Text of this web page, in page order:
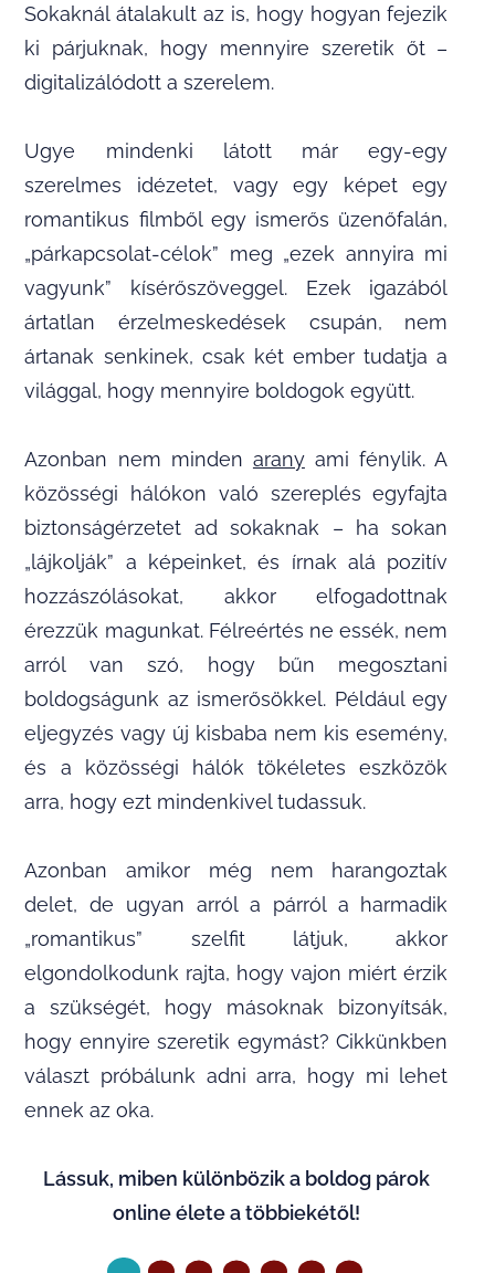
Sokaknál átalakult az is, hogy hogyan fejezik
ki párjuknak, hogy mennyire szeretik őt –
digitalizálódott a szerelem.
Ugye mindenki látott már egy-egy
szerelmes idézetet, vagy egy képet egy
romantikus filmből egy ismerős üzenőfalán,
„párkapcsolat-célok” meg „ezek annyira mi
vagyunk” kísérőszöveggel. Ezek igazából
ártatlan érzelmeskedések csupán, nem
ártanak senkinek, csak két ember tudatja a
világgal, hogy mennyire boldogok együtt.
Azonban nem minden aranyami fénylik. A
közösségi hálókon való szereplés egyfajta
biztonságérzetet ad sokaknak – ha sokan
„lájkolják” a képeinket, és írnak alá pozitív
hozzászólásokat, akkor elfogadottnak
érezzük magunkat. Félreértés ne essék, nem
arról van szó, hogy bűn megosztani
boldogságunk az ismerősökkel. Például egy
eljegyzés vagy új kisbaba nem kis esemény,
és a közösségi hálók tökéletes eszközök
arra, hogy ezt mindenkivel tudassuk.
Azonban amikor még nem harangoztak
delet, de ugyan arról a párról a harmadik
„romantikus” szelfit látjuk, akkor
elgondolkodunk rajta, hogy vajon miért érzik
a szükségét, hogy másoknak bizonyítsák,
hogy ennyire szeretik egymást? Cikkünkben
választ próbálunk adni arra, hogy mi lehet
ennek az oka.
Lássuk, miben különbözik a boldog párok
online élete a többiekétől!